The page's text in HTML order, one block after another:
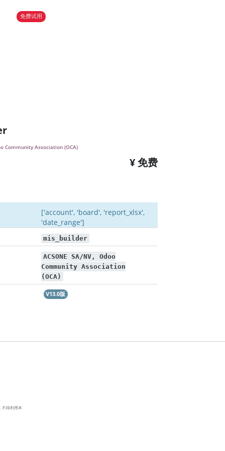
免费试用
Community Association (OCA)
¥ 免费
['account', 'board', 'report_xlsx',
'date_range']
mis_builder
ACSONE SA/NV, Odoo
Community Association
(OCA)
V13.0版
不得利用本